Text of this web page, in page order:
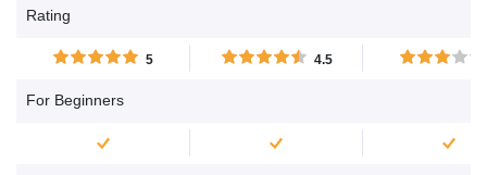
trading di CFD con XTB....
dall'alta volatilità,
Rating
5 4.5
For Beginners